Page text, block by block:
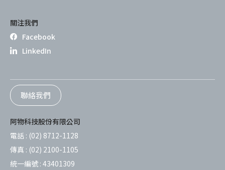
關注我們
Facebook
LinkedIn
聯絡我們
阿物科技股份有限公司
電話 : (02) 8712-1128
傳真 : (02) 2100-1105
統一編號 : 43401309